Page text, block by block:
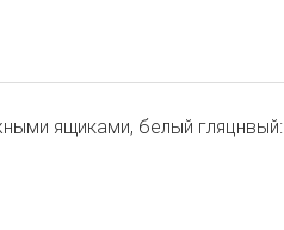
ящиками, белый гляцнвый: